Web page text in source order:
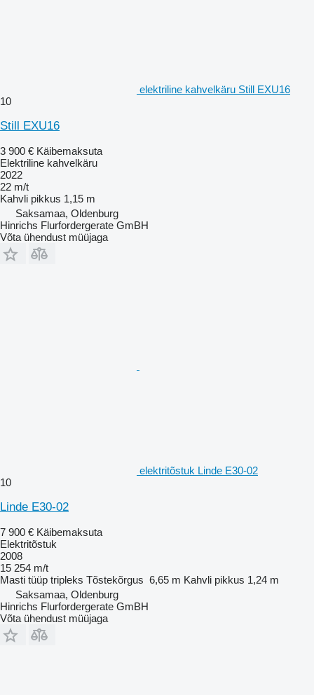
elektriline kahvelkäru Still EXU16
10
Still EXU16
3 900 € Käibemaksuta
Elektriline kahvelkäru
2022
22 m/t
Kahvli pikkus 1,15 m
Saksamaa, Oldenburg
Hinrichs Flurfordergerate GmBH
Võta ühendust müüjaga
elektritõstuk Linde E30-02
10
Linde E30-02
7 900 € Käibemaksuta
Elektritõstuk
2008
15 254 m/t
Masti tüüp tripleks Tõstekõrgus 6,65 m Kahvli pikkus 1,24 m
Saksamaa, Oldenburg
Hinrichs Flurfordergerate GmBH
Võta ühendust müüjaga